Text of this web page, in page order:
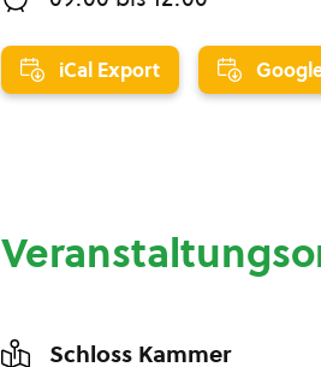
iCal Export
Schloss Kammer